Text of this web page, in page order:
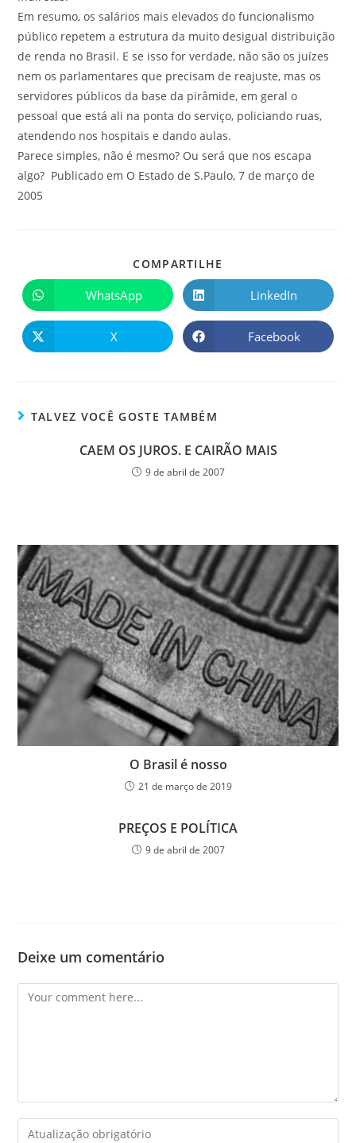
Em resumo, os salários mais elevados do funcionalismo
público repetem a estrutura da muito desigual distribuição
de renda no Brasil. E se isso for verdade, não são os juízes
nem os parlamentares que precisam de reajuste, mas os
servidores públicos da base da pirâmide, em geral o
pessoal que está ali na ponta do serviço, policiando ruas,
atendendo nos hospitais e dando aulas.
Parece simples, não é mesmo? Ou será que nos escapa
algo? Publicado em O Estado de S.Paulo, 7 de março de
2005
COMPARTILHE
WhatsApp LinkedIn
X Facebook
TALVEZ VOCÊ GOSTE TAMBÉM
CAEM OS JUROS. E CAIRÃO MAIS
9 de abril de 2007
O Brasil é nosso
21 de março de 2019
PREÇOS E POLÍTICA
9 de abril de 2007
Deixe um comentário